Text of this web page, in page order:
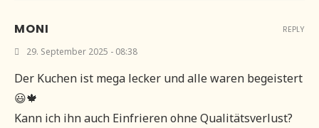
MONI
29. September 2025 - 08:38
Der Kuchen ist mega lecker und alle waren begeistert
😃🍁
Kann ich ihn auch Einfrieren ohne Qualitätsverlust?
REPLY